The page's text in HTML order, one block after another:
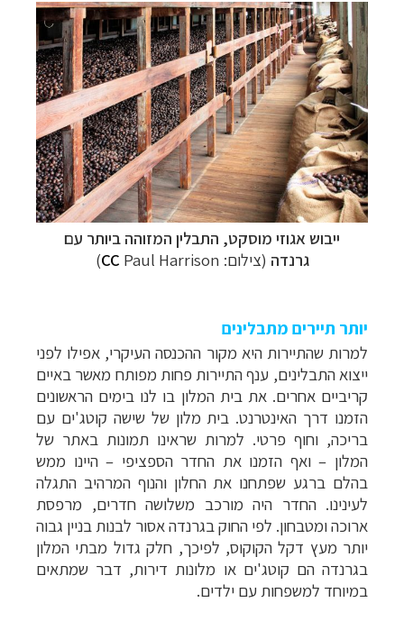
ייבוש אגוזי מוסקט, התבלין המזוהה ביותר עם
גרנדה (צילום: CC Paul Harrison)
יותר תיירים מתבלינים
למרות שהתיירות היא מקור ההכנסה העיקרי, אפילו לפני
ייצוא התבלינים, ענף התיירות פחות מפותח מאשר באיים
קריביים אחרים. את בית המלון בו לנו בימים הראשונים
הזמנו דרך האינטרנט. בית מלון של שישה קוטג'ים עם
בריכה, וחוף פרטי. למרות שראינו תמונות באתר של
המלון –ואף הזמנו את החדר הספציפי –היינו ממש
בהלם ברגע שפתחנו את החלון והנוף המרהיב התגלה
לעינינו. החדר היה מורכב משלושה חדרים, מרפסת
ארוכה ומטבחון. לפי החוק בגרנדה אסור לבנות בניין גבוה
יותר מעץ דקל הקוקוס, לפיכך, חלק גדול מבתי המלון
בגרנדה הם קוטג'ים או מלונות דירות, דבר שמתאים
במיוחד למשפחות עם ילדים.